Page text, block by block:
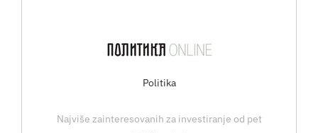
Politika
Najviše zainteresovanih za investiranje od pet